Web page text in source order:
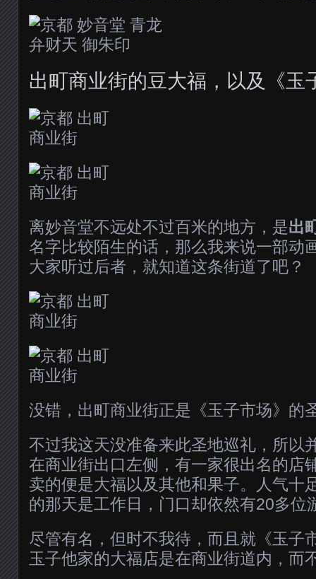
出町商业街的豆大福，以及《玉
离妙音堂不远处不过百米的地方，是出
名字比较陌生的话，那么我来说一部动
大家听过后者，就知道这条街道了吧？
没错，出町商业街正是《玉子市场》的
不过我这天没准备来此圣地巡礼，所以
在商业街出口左侧，有一家很出名的店
卖的便是大福以及其他和果子。人气十
的那天是工作日，门口却依然有20多位
尽管有名，但时不我待，而且就《玉子
玉子他家的大福店是在商业街道内，而